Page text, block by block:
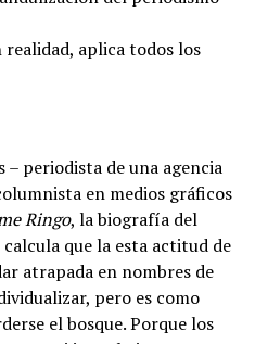
realidad, aplica todos los
– periodista de una agencia
en medios gráficos
Ringo, la biografía del
que la esta actitud de
atrapada en nombres de
pero es como
el bosque. Porque los